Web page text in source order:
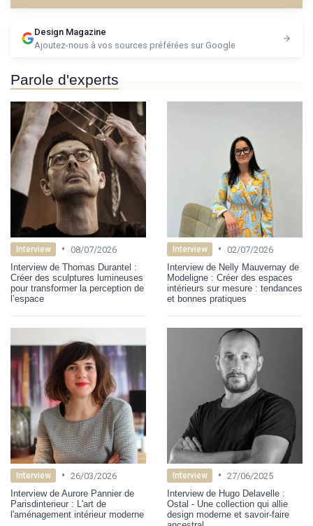
Design Magazine
Ajoutez-nous à vos sources préférées sur Google
Parole d'experts
Interview • 08/07/2026
Interview de Thomas Durantel :
Créer des sculptures lumineuses
pour transformer la perception de
l’espace
Interview • 02/07/2026
Interview de Nelly Mauvernay de
Modeligne : Créer des espaces
intérieurs sur mesure : tendances
et bonnes pratiques
Interview • 26/03/2026
Interview de Aurore Pannier de
Parisdinterieur : L'art de
l'aménagement intérieur moderne
Interview • 27/06/2025
Interview de Hugo Delavelle :
Ostal - Une collection qui allie
design moderne et savoir-faire